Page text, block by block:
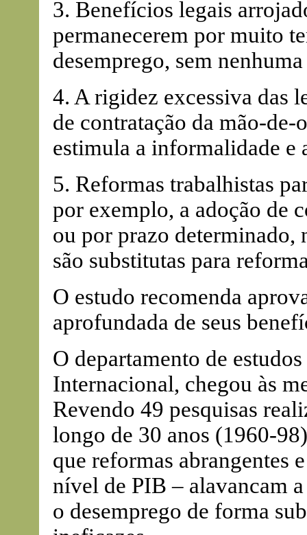
3. Benefícios legais
permanecerem por muito
desemprego, sem
4. A rigidez excessiva das
de contratação da mão-de-
estimula a informalidade e
5. Reformas trabalhistas
por exemplo, a adoção de
ou por prazo determinado,
são substitutas para
O estudo recomenda
aprofundada de seus
O departamento de
Internacional, chegou às
Revendo 49 pesquisas
longo de 30 anos (1960-
que reformas abrangentes
nível de PIB – alavancam
o desemprego de forma